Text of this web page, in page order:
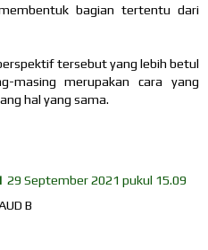
bagian tertentu dari
tersebut yang lebih betul
masing merupakan cara yang
hal yang sama.
29 September 2021 pukul 15.09
B